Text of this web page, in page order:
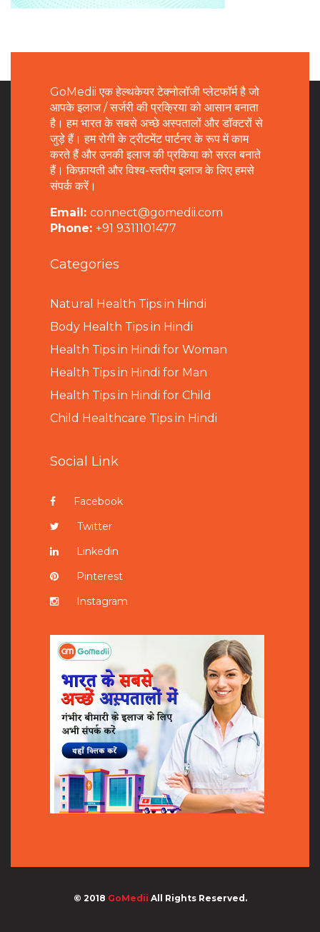
GoMedii एक हेल्थकेयर टेक्नोलॉजी प्लेटफॉर्म है जो
आपके इलाज / सर्जरी की प्रक्रिया को आसान बनाता
है। हम भारत के सबसे अच्छे अस्पतालों और डॉक्टरों से
जुड़े हैं। हम रोगी के ट्रीटमेंट पार्टनर के रूप में काम
करते हैं और उनकी इलाज की प्रकिया को सरल बनाते
हैं। किफ़ायती और विश्व-स्तरीय इलाज के लिए हमसे
संपर्क करें।
Email: connect@gomedii.com
Phone: +91 9311101477
Categories
Natural Health Tips in Hindi
Body Health Tips in Hindi
Health Tips in Hindi for Woman
Health Tips in Hindi for Man
Health Tips in Hindi for Child
Child Healthcare Tips in Hindi
Social Link
Facebook
Twitter
Linkedin
Pinterest
Instagram
© 2018 GoMedii All Rights Reserved.